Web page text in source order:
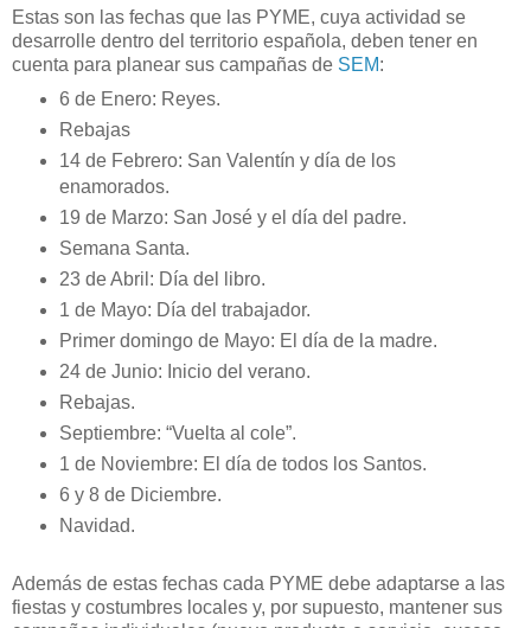
Estas son las fechas que las PYME, cuya actividad se
desarrolle dentro del territorio española, deben tener en
cuenta para planear sus campañas de SEM:
6 de Enero: Reyes.
Rebajas
14 de Febrero: San Valentín y día de los
enamorados.
19 de Marzo: San José y el día del padre.
Semana Santa.
23 de Abril: Día del libro.
1 de Mayo: Día del trabajador.
Primer domingo de Mayo: El día de la madre.
24 de Junio: Inicio del verano.
Rebajas.
Septiembre: “Vuelta al cole”.
1 de Noviembre: El día de todos los Santos.
6 y 8 de Diciembre.
Navidad.
Además de estas fechas cada PYME debe adaptarse a las
fiestas y costumbres locales y, por supuesto, mantener sus